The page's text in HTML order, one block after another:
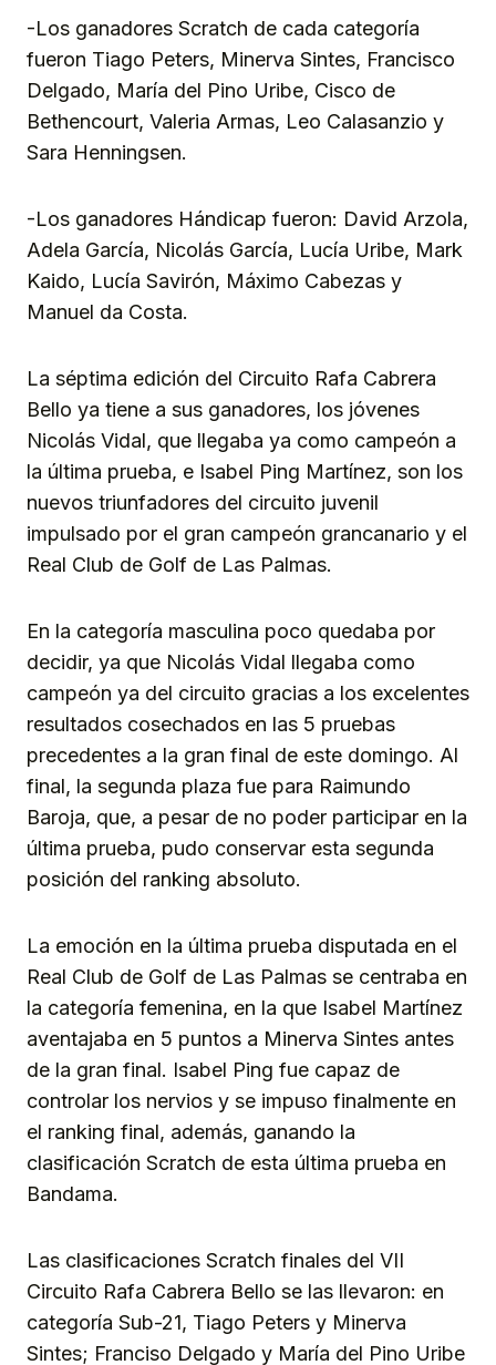
-Los ganadores Scratch de cada categoría
fueron Tiago Peters, Minerva Sintes, Francisco
Delgado, María del Pino Uribe, Cisco de
Bethencourt, Valeria Armas, Leo Calasanzio y
Sara Henningsen.
-Los ganadores Hándicap fueron: David Arzola,
Adela García, Nicolás García, Lucía Uribe, Mark
Kaido, Lucía Savirón, Máximo Cabezas y
Manuel da Costa.
La séptima edición del Circuito Rafa Cabrera
Bello ya tiene a sus ganadores, los jóvenes
Nicolás Vidal, que llegaba ya como campeón a
la última prueba, e Isabel Ping Martínez, son los
nuevos triunfadores del circuito juvenil
impulsado por el gran campeón grancanario y el
Real Club de Golf de Las Palmas.
En la categoría masculina poco quedaba por
decidir, ya que Nicolás Vidal llegaba como
campeón ya del circuito gracias a los excelentes
resultados cosechados en las 5 pruebas
precedentes a la gran final de este domingo. Al
final, la segunda plaza fue para Raimundo
Baroja, que, a pesar de no poder participar en la
última prueba, pudo conservar esta segunda
posición del ranking absoluto.
La emoción en la última prueba disputada en el
Real Club de Golf de Las Palmas se centraba en
la categoría femenina, en la que Isabel Martínez
aventajaba en 5 puntos a Minerva Sintes antes
de la gran final. Isabel Ping fue capaz de
controlar los nervios y se impuso finalmente en
el ranking final, además, ganando la
clasificación Scratch de esta última prueba en
Bandama.
Las clasificaciones Scratch finales del VII
Circuito Rafa Cabrera Bello se las llevaron: en
categoría Sub-21, Tiago Peters y Minerva
Sintes; Franciso Delgado y María del Pino Uribe